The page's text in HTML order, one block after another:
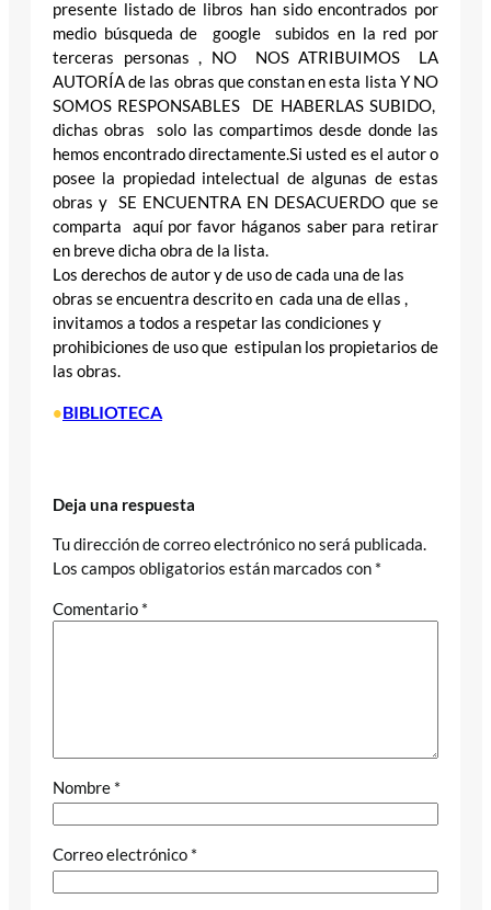
presente listado de libros han sido encontrados por
medio búsqueda de google subidos en la red por
terceras personas , NO NOS ATRIBUIMOS LA
AUTORÍA de las obras que constan en esta lista Y NO
SOMOS RESPONSABLES DE HABERLAS SUBIDO,
dichas obras solo las compartimos desde donde las
hemos encontrado directamente.Si usted es el autor o
posee la propiedad intelectual de algunas de estas
obras y SE ENCUENTRA EN DESACUERDO que se
comparta aquí por favor háganos saber para retirar
en breve dicha obra de la lista.
Los derechos de autor y de uso de cada una de las
obras se encuentra descrito en cada una de ellas ,
invitamos a todos a respetar las condiciones y
prohibiciones de uso que estipulan los propietarios de
las obras.
•BIBLIOTECA
Deja una respuesta
Tu dirección de correo electrónico no será publicada.
Los campos obligatorios están marcados con *
Comentario *
Nombre *
Correo electrónico *